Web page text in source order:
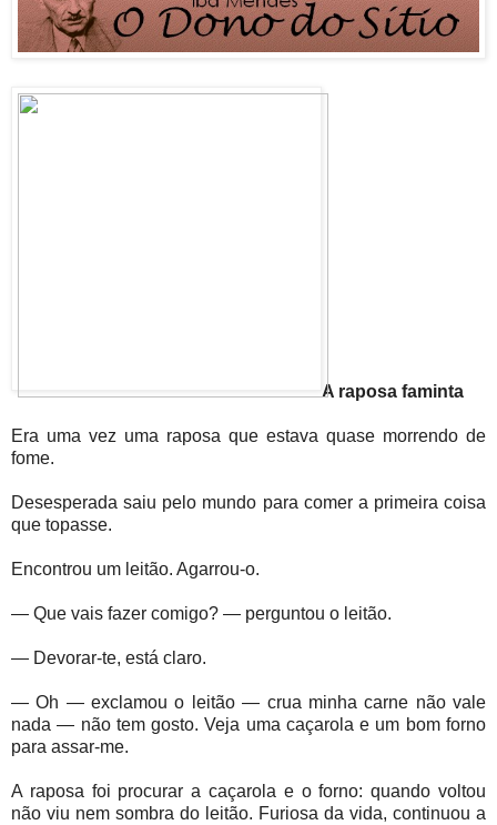
A raposa faminta
Era uma vez uma raposa que estava quase morrendo de
fome.
Desesperada saiu pelo mundo para comer a primeira coisa
que topasse.
Encontrou um leitão. Agarrou-o.
— Que vais fazer comigo? — perguntou o leitão.
— Devorar-te, está claro.
— Oh — exclamou o leitão — crua minha carne não vale
nada — não tem gosto. Veja uma caçarola e um bom forno
para assar-me.
A raposa foi procurar a caçarola e o forno: quando voltou
não viu nem sombra do leitão. Furiosa da vida, continuou a